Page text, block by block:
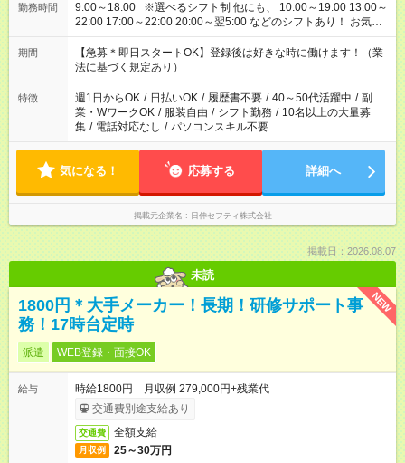
勤務時間
9:00～18:00 ※選べるシフト制 他にも、 10:00～19:00 13:00～
22:00 17:00～22:00 20:00～翌5:00 などのシフトあり！ お気軽
にご相談ください！
期間
【急募＊即日スタートOK】登録後は好きな時に働けます！（業
法に基づく規定あり）
特徴 週1日からOK / 日払いOK / 履歴書不要 / 40～50代活躍中 / 副
業・WワークOK / 服装自由 / シフト勤務 / 10名以上の大量募
集 / 電話対応なし / パソコンスキル不要
気になる！ 応募する 詳細へ
掲載元企業名 日伸セフティ株式会社
掲載日：2026.08.07
未読
NEW
1800円＊大手メーカー！長期！研修サポート事
務！17時台定時
派遣 WEB登録・面接OK
給与
時給1800円 月収例 279,000円+残業代
交通費別途支給あり
交通費 全額支給
月収例 25～30万円